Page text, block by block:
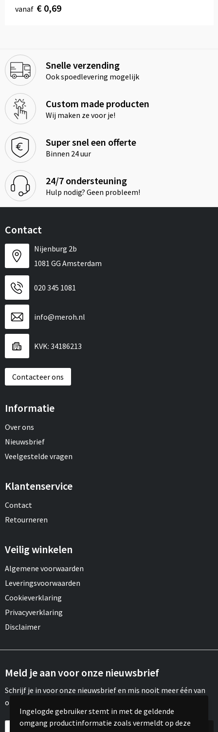
vanaf € 0,69
Snelle verzending
Ook spoedlevering mogelijk
Custom made producten
Wij maken ze voor je!
Super snel een offerte
Binnen 24 uur
24/7 ondersteuning
Hulp nodig? Geen probleem!
Contact
Nijenburg 2b
1081 GG Amsterdam
020 345 1081
info@meroh.nl
KVK: 34186213
Contacteer ons
Informatie
Over ons
Nieuwsbrief
Veelgestelde vragen
Klantenservice
Contact
Retourneren
Veilig winkelen
Algemene voorwaarden
Leveringsvoorwaarden
Cookieverklaring
Privacyverklaring
Disclaimer
Meld je aan voor onze nieuwsbrief
Schrijf je in voor onze nieuwsbrief en mis nooit meer één van
onze leuke aanbiedingen of updates.
Ingelogde gebruiker stemt in met de geldende
omgang productinformatie zoals vermeldt op deze